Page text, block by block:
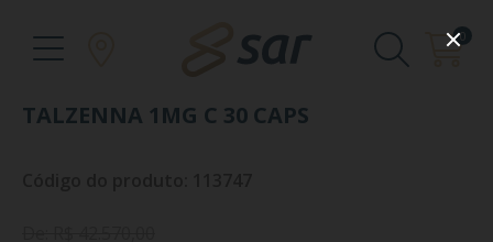
0
TALZENNA 1MG C 30 CAPS